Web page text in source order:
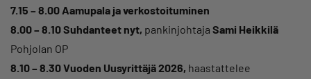
7.15 – 8.00 Aamupala ja verkostoituminen
8.00 – 8.10 Suhdanteet nyt, pankinjohtaja Sami Heikkilä
Pohjolan OP
8.10 – 8.30 Vuoden Uusyrittäjä 2026, haastattelee